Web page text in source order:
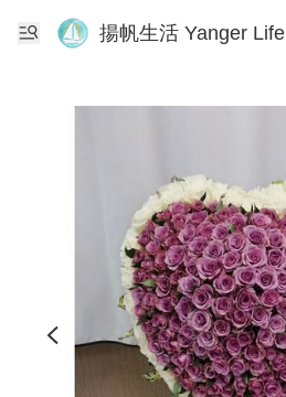
揚帆生活 Yanger Life